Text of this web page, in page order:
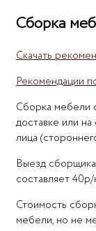
Сборка
Скачать
Рекомендации
Сборка мебели
доставке или
лица
Выезд
составляет 40р/
Стоимость
мебели, но не